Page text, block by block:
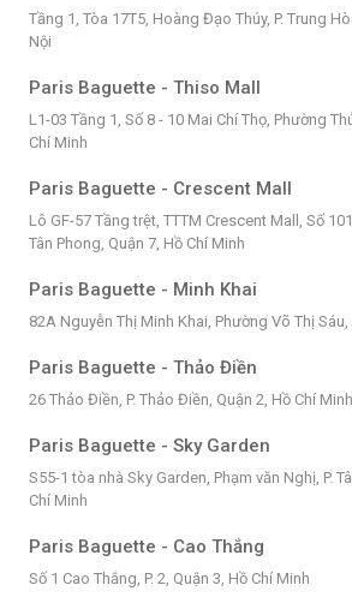
Tầng 1, Tòa 17T5, Hoàng Đạo Thúy, P. Trung
Nội
Paris Baguette - Thiso Mall
L1-03 Tầng 1, Số 8 - 10 Mai Chí Thọ, Phường
Chí Minh
Paris Baguette - Crescent Mall
Lô GF-57 Tầng trệt, TTTM Crescent Mall, Số
Tân Phong, Quận 7, Hồ Chí Minh
Paris Baguette - Minh Khai
82A Nguyễn Thị Minh Khai, Phường Võ Thị Sáu,
Paris Baguette - Thảo Điền
26 Thảo Điền, P. Thảo Điền, Quận 2, Hồ Chí Minh
Paris Baguette - Sky Garden
S55-1 tòa nhà Sky Garden, Phạm văn Nghị, P.
Chí Minh
Paris Baguette - Cao Thắng
Số 1 Cao Thắng, P. 2, Quận 3, Hồ Chí Minh